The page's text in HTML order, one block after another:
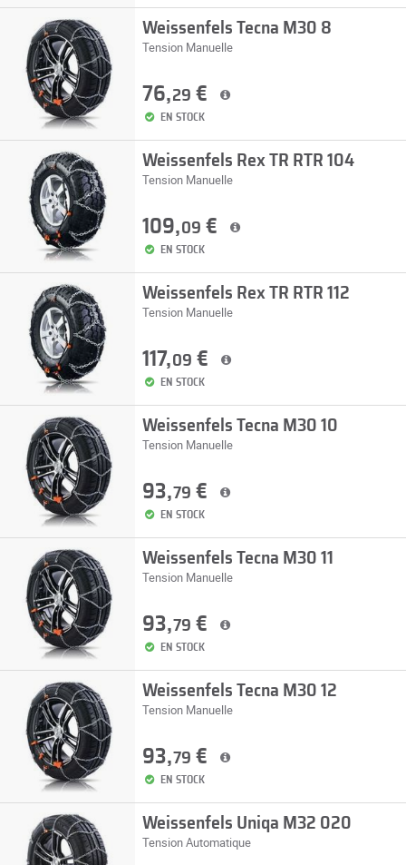
Weissenfels Tecna M30 8
Tension Manuelle
76,29 €
EN STOCK
Weissenfels Rex TR RTR 104
Tension Manuelle
109,09 €
EN STOCK
Weissenfels Rex TR RTR 112
Tension Manuelle
117,09 €
EN STOCK
Weissenfels Tecna M30 10
Tension Manuelle
93,79 €
EN STOCK
Weissenfels Tecna M30 11
Tension Manuelle
93,79 €
EN STOCK
Weissenfels Tecna M30 12
Tension Manuelle
93,79 €
EN STOCK
Weissenfels Uniqa M32 020
Tension Automatique